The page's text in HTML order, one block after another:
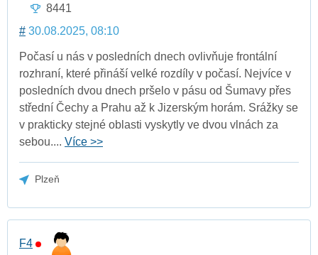
8441
# 30.08.2025, 08:10
Počasí u nás v posledních dnech ovlivňuje frontální
rozhraní, které přináší velké rozdíly v počasí. Nejvíce v
posledních dvou dnech pršelo v pásu od Šumavy přes
střední Čechy a Prahu až k Jizerským horám. Srážky se
v prakticky stejné oblasti vyskytly ve dvou vlnách za
sebou.... Více >>
Plzeň
F4